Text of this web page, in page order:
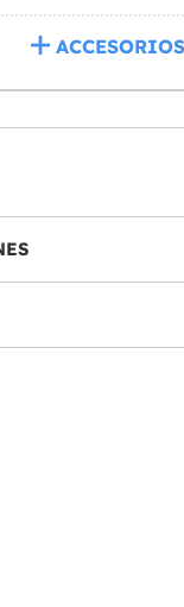
ACCESORIOS